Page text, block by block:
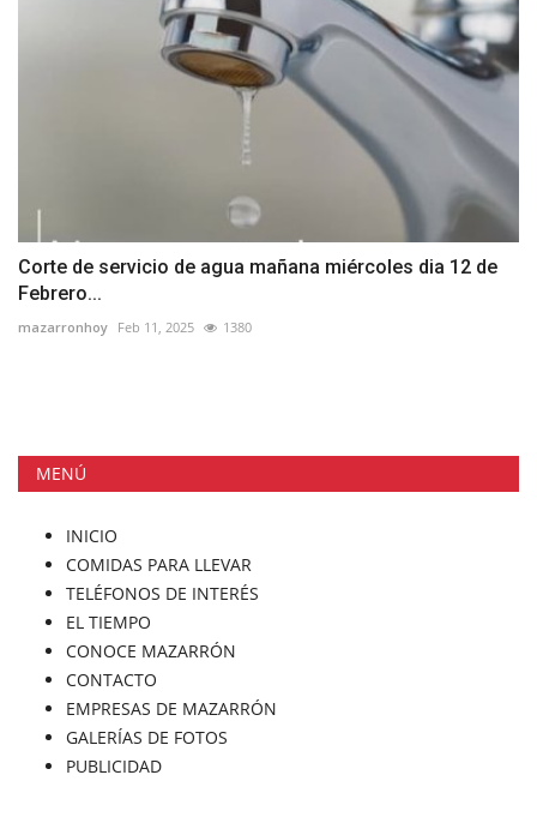
Corte de servicio de agua mañana miércoles dia 12 de
Febrero...
mazarronhoy Feb 11, 2025 1380
MENÚ
INICIO
COMIDAS PARA LLEVAR
TELÉFONOS DE INTERÉS
EL TIEMPO
CONOCE MAZARRÓN
CONTACTO
EMPRESAS DE MAZARRÓN
GALERÍAS DE FOTOS
PUBLICIDAD